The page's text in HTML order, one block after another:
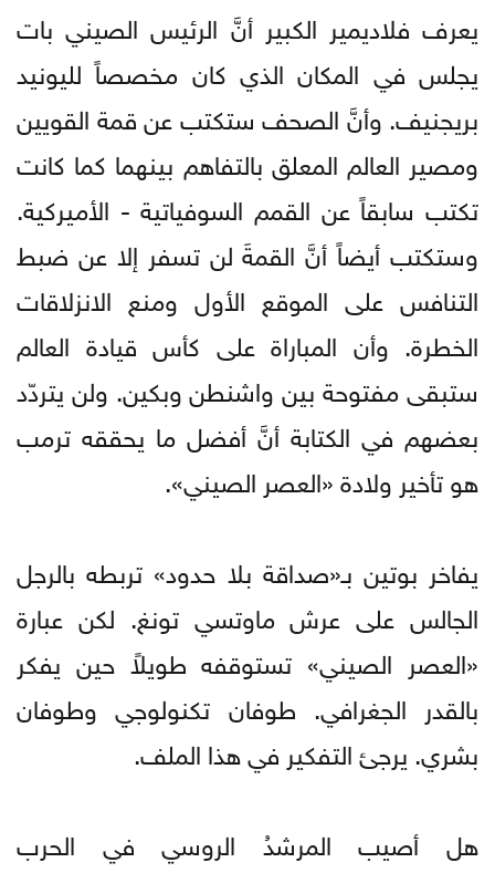
يعرف فلاديمير الكبير أنَّ الرئيس الصيني بات
يجلس في المكان الذي كان مخصصاً لليونيد
بريجنيف. وأنَّ الصحف ستكتب عن قمة القويين
ومصير العالم المعلق بالتفاهم بينهما كما كانت
تكتب سابقاً عن القمم السوفياتية - الأميركية.
وستكتب أيضاً أنَّ القمةَ لن تسفر إلا عن ضبط
التنافس على الموقع الأول ومنع الانزلاقات
الخطرة. وأن المباراة على كأس قيادة العالم
ستبقى مفتوحة بين واشنطن وبكين. ولن يتردّد
بعضهم في الكتابة أنَّ أفضل ما يحققه ترمب
هو تأخير ولادة «العصر الصيني».
يفاخر بوتين بـ«صداقة بلا حدود» تربطه بالرجل
الجالس على عرش ماوتسي تونغ. لكن عبارة
«العصر الصيني» تستوقفه طويلاً حين يفكر
بالقدر الجغرافي. طوفان تكنولوجي وطوفان
بشري. يرجئ التفكير في هذا الملف.
هل أصيب المرشدُ الروسي في الحرب